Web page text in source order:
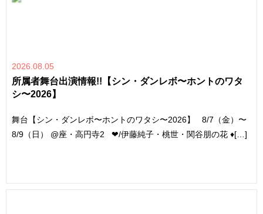
2026.08.05
所属者舞台出演情報!!【シン・ダンレボ〜ホントのワタ
シ〜2026】
舞台【シン・ダンレボ〜ホントのワタシ〜2026】 8/7（金）〜
8/9（日） @座・高円寺2 ❤︎/伊藤純子・桃世・関谷朋の花 ♦︎[…]